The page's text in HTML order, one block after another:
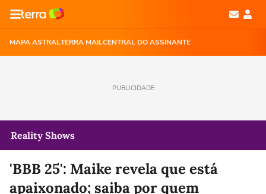
MAPA ASTRALTERRA MAILCENTRAL DO ASSINANTE
PUBLICIDADE
Reality Shows
'BBB 25': Maike revela que está
apaixonado; saiba por quem